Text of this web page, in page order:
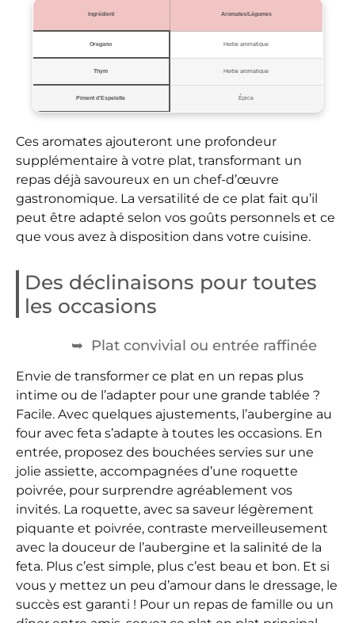
Ingrédient Aromates/Légumes
Oregano Herbe aromatique
Thym Herbe aromatique
Piment d’Espelette Épice
Ces aromates ajouteront une profondeur
supplémentaire à votre plat, transformant un
repas déjà savoureux en un chef-d’œuvre
gastronomique. La versatilité de ce plat fait qu’il
peut être adapté selon vos goûts personnels et ce
que vous avez à disposition dans votre cuisine.
Des déclinaisons pour toutes
les occasions
Plat convivial ou entrée raffinée
Envie de transformer ce plat en un repas plus
intime ou de l’adapter pour une grande tablée ?
Facile. Avec quelques ajustements, l’aubergine au
four avec feta s’adapte à toutes les occasions. En
entrée, proposez des bouchées servies sur une
jolie assiette, accompagnées d’une roquette
poivrée, pour surprendre agréablement vos
invités. La roquette, avec sa saveur légèrement
piquante et poivrée, contraste merveilleusement
avec la douceur de l’aubergine et la salinité de la
feta. Plus c’est simple, plus c’est beau et bon. Et si
vous y mettez un peu d’amour dans le dressage, le
succès est garanti ! Pour un repas de famille ou un